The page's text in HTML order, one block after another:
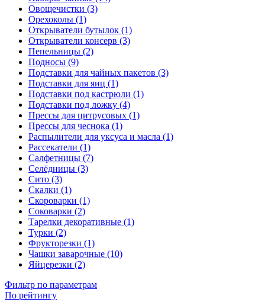
Овощечистки (3)
Орехоколы (1)
Открыватели бутылок (1)
Открыватели консерв (3)
Пепельницы (2)
Подносы (9)
Подставки для чайных пакетов (3)
Подставки для яиц (1)
Подставки под кастрюли (1)
Подставки под ложку (4)
Прессы для цитрусовых (1)
Прессы для чеснока (1)
Распылители для уксуса и масла (1)
Рассекатели (1)
Салфетницы (7)
Селёдницы (3)
Сито (3)
Скалки (1)
Скороварки (1)
Соковарки (2)
Тарелки декоративные (1)
Турки (2)
Фрукторезки (1)
Чашки заварочные (10)
Яйцерезки (2)
Фильтр по параметрам
По рейтингу